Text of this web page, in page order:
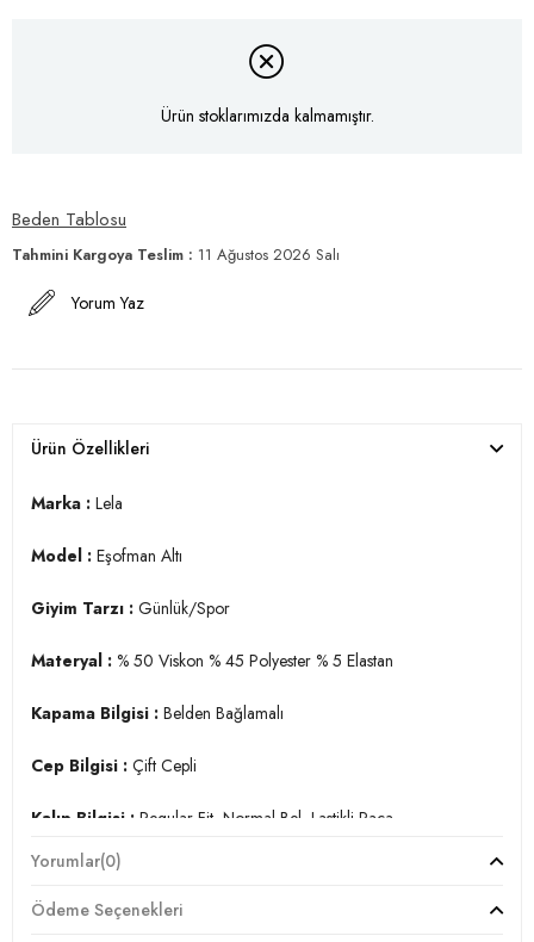
Ürün stoklarımızda kalmamıştır.
Beden Tablosu
Tahmini Kargoya Teslim : 11 Ağustos 2026 Salı
Yorum Yaz
Ürün Özellikleri
Marka : Lela
Model : Eşofman Altı
Giyim Tarzı : Günlük/Spor
Materyal : % 50 Viskon % 45 Polyester % 5 Elastan
Kapama Bilgisi : Belden Bağlamalı
Cep Bilgisi : Çift Cepli
Kalıp Bilgisi : Regular Fit, Normal Bel, Lastikli Paça
Detay :
-Elastik bel ve paçalar
-Nem tutma özelliğine sahip OYSO kumaş
Yorumlar(0)
Ödeme Seçenekleri